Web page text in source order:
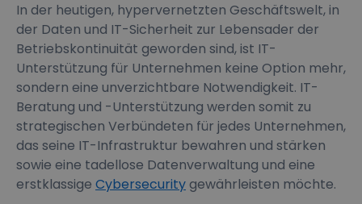
In der heutigen, hypervernetzten Geschäftswelt, in
der Daten und IT-Sicherheit zur Lebensader der
Betriebskontinuität geworden sind, ist IT-
Unterstützung für Unternehmen keine Option mehr,
sondern eine unverzichtbare Notwendigkeit. IT-
Beratung und -Unterstützung werden somit zu
strategischen Verbündeten für jedes Unternehmen,
das seine IT-Infrastruktur bewahren und stärken
sowie eine tadellose Datenverwaltung und eine
erstklassige Cybersecuritygewährleisten möchte.